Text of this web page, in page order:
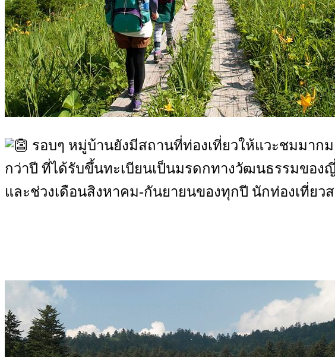
รอบๆ หมู่บ้านยังมีสถานที่ท่องเที่ยวให้แวะชมมากม
กว่าปี ที่ได้รับขึ้นทะเบียนเป็นมรดกทางวัฒนธรรมของ
และช่วงเดือนสิงหาคม-กันยายนของทุกปี นักท่องเที่ยว